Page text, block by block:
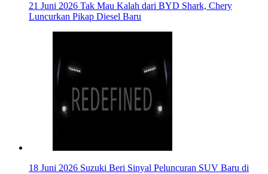
21 Juni 2026 Tak Mau Kalah dari BYD Shark, Chery
Luncurkan Pikap Diesel Baru
18 Juni 2026 Suzuki Beri Sinyal Peluncuran SUV Baru di